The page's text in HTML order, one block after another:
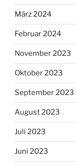
März 2024
Februar 2024
November 2023
Oktober 2023
September 2023
August 2023
Juli 2023
Juni 2023